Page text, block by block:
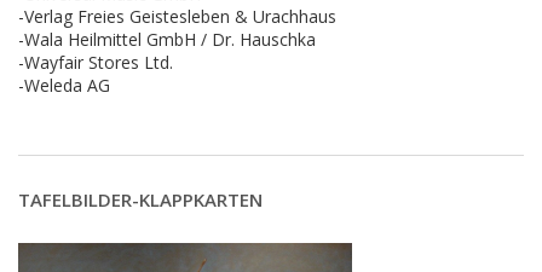
-Verlag Freies Geistesleben & Urachhaus
-Wala Heilmittel GmbH / Dr. Hauschka
-Wayfair Stores Ltd.
-Weleda AG
TAFELBILDER-KLAPPKARTEN